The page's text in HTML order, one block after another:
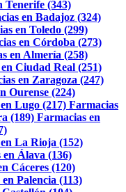
Tenerife (343)
en Badajoz (324)
en Toledo (299)
en Córdoba (273)
en Almería (258)
Ciudad Real (251)
en Zaragoza (247)
Ourense (224)
Lugo (217) Farmacias
(189) Farmacias en
La Rioja (152)
en Álava (136)
Cáceres (120)
Palencia (113)